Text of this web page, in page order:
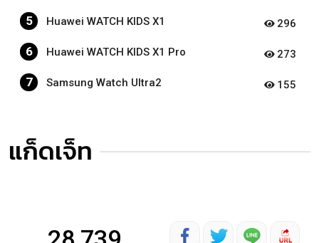
5 Huawei WATCH KIDS X1 296
6 Huawei WATCH KIDS X1 Pro 273
7 Samsung Watch Ultra2 155
แก็ดเจ็ท